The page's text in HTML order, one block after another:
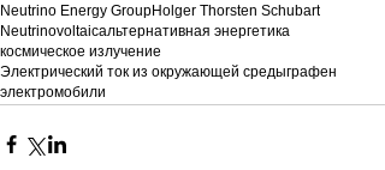
Neutrino Energy GroupHolger Thorsten Schubart
Neutrinovoltaicальтернативная энергетика
космическое излучение
Электрический ток из окружающей средыграфен
электромобили